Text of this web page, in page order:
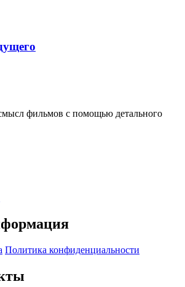
фильмов с помощью детального
Политика конфиденциальности